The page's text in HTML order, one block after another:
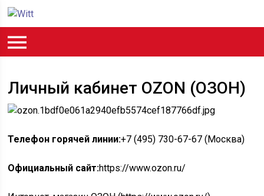
Личный кабинет OZON (ОЗОН)
Телефон горячей линии:+7 (495) 730-67-67 (Москва)
Официальный сайт:https://www.ozon.ru/